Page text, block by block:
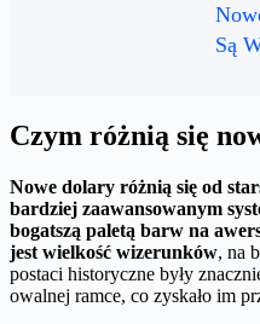
Są
Czym różnią się
Nowe dolary różnią się od
bardziej zaawansowanym
bogatszą paletą barw na
jest wielkość wizerunków, na
postaci historyczne były
owalnej ramce, co zyskało im